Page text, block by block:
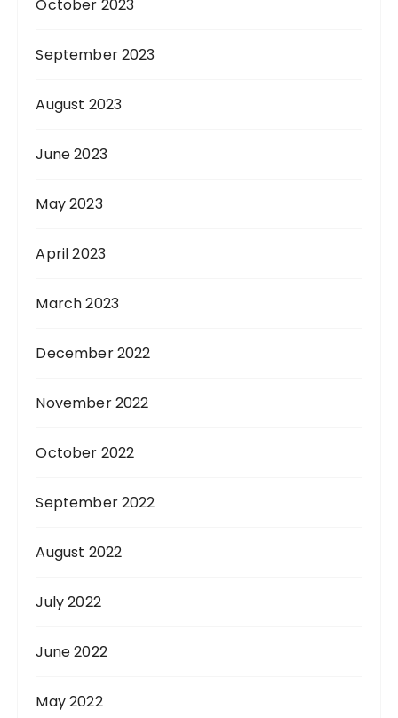
October 2023
September 2023
August 2023
June 2023
May 2023
April 2023
March 2023
December 2022
November 2022
October 2022
September 2022
August 2022
July 2022
June 2022
May 2022